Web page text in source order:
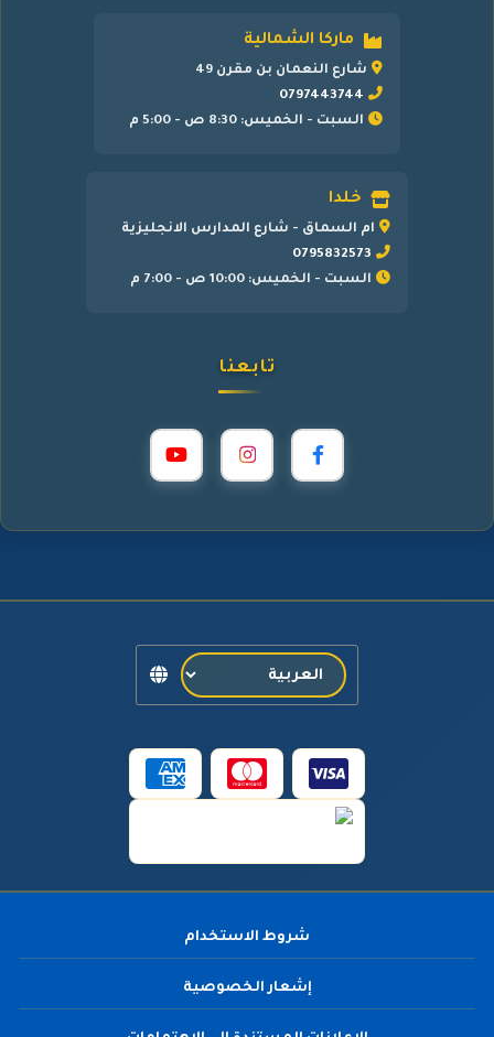
ماركا الشمالية
شارع النعمان بن مقرن 49
0797443744
السبت - الخميس: 8:30 ص - 5:00 م
خلدا
ام السماق - شارع المدارس الانجليزية
0795832573
السبت - الخميس: 10:00 ص - 7:00 م
تابعنا
شروط الاستخدام
إشعار الخصوصية